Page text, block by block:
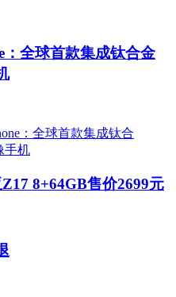
全球首款集成钛合金
8+64GB售价2699元